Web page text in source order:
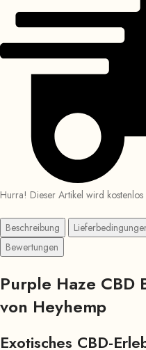
Hurra! Dieser Artikel wird
Beschreibung
Bewertungen
Purple Haze CBD
von Heyhemp
Exotisches CBD-